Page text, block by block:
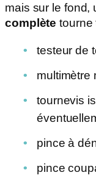
mais sur le fond,
complète tourne
testeur de
multimètre
tournevis
pince à
pince